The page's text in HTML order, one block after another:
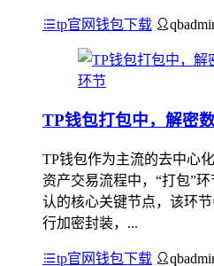
tp官网钱包下载
TP钱包打包中，解密
TP钱包作为主流的去中心
资产交易流程中，“打包”
认的核心关键节点，该环
行加密封装，...
tp官网钱包下载